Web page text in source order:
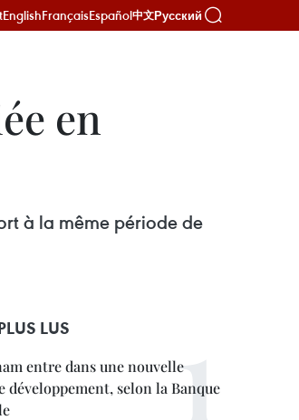
EnglishFrançaisEspañol中文Русский
en
à la même période de
LUS
entre dans une nouvelle
développement, selon la Banque